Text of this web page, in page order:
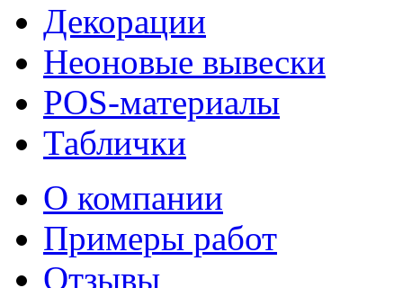
Декорации
Неоновые вывески
POS-материалы
Таблички
О компании
Примеры работ
Отзывы